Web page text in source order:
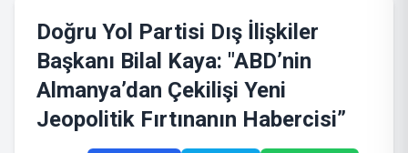
Doğru Yol Partisi Dış İlişkiler
Başkanı Bilal Kaya: "ABD’nin
Almanya’dan Çekilişi Yeni
Jeopolitik Fırtınanın Habercisi”